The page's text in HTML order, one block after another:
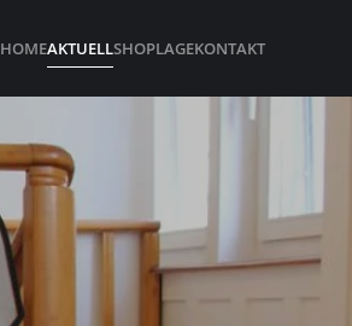
HOMEAKTUELLSHOPLAGEKONTAKT